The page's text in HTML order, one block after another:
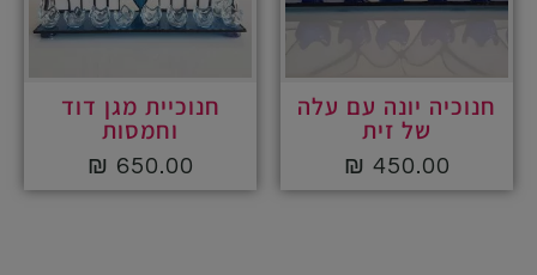
חנוכיה יונה עם עלה
של זית
₪ 450.00
חנוכיית מגן דוד
וחמסות
₪ 650.00